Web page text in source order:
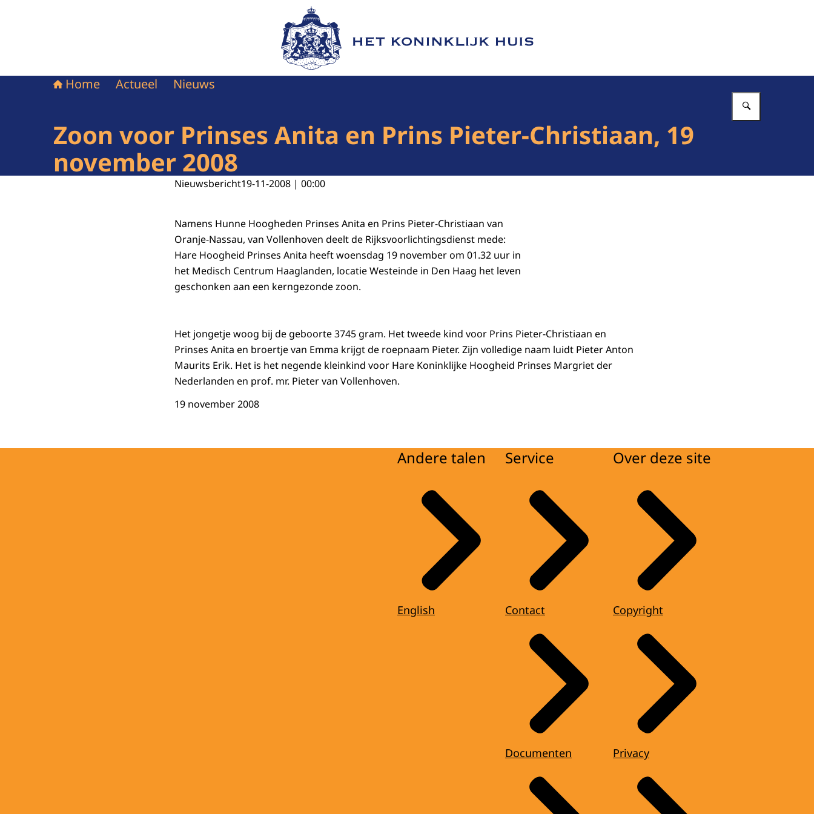
Naar de homepage van Het Koninklijk Huis
Home Actueel Nieuws
Zoon voor Prinses Anita en Prins Pieter-Christiaan, 19
november 2008
Nieuwsbericht19-11-2008 | 00:00
Namens Hunne Hoogheden Prinses Anita en Prins Pieter-Christiaan van
Oranje-Nassau, van Vollenhoven deelt de Rijksvoorlichtingsdienst mede:
Hare Hoogheid Prinses Anita heeft woensdag 19 november om 01.32 uur in
het Medisch Centrum Haaglanden, locatie Westeinde in Den Haag het leven
geschonken aan een kerngezonde zoon.
Het jongetje woog bij de geboorte 3745 gram. Het tweede kind voor Prins Pieter-Christiaan en
Prinses Anita en broertje van Emma krijgt de roepnaam Pieter. Zijn volledige naam luidt Pieter Anton
Maurits Erik. Het is het negende kleinkind voor Hare Koninklijke Hoogheid Prinses Margriet der
Nederlanden en prof. mr. Pieter van Vollenhoven.
19 november 2008
Andere talen
English
Service
Contact
Documenten
Over deze site
Copyright
Privacy